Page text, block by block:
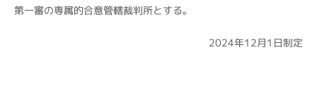
第一審の専属的合意管轄裁判所とする。
2024年12月1日制定